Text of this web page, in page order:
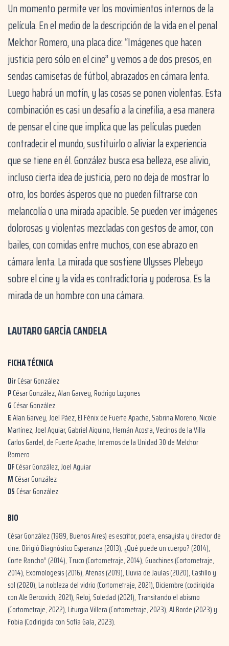
Un momento permite ver los movimientos internos de la
película. En el medio de la descripción de la vida en el penal
Melchor Romero, una placa dice: “Imágenes que hacen
justicia pero sólo en el cine” y vemos a de dos presos, en
sendas camisetas de fútbol, abrazados en cámara lenta.
Luego habrá un motín, y las cosas se ponen violentas. Esta
combinación es casi un desafío a la cinefilia, a esa manera
de pensar el cine que implica que las películas pueden
contradecir el mundo, sustituirlo o aliviar la experiencia
que se tiene en él. González busca esa belleza, ese alivio,
incluso cierta idea de justicia, pero no deja de mostrar lo
otro, los bordes ásperos que no pueden filtrarse con
melancolía o una mirada apacible. Se pueden ver imágenes
dolorosas y violentas mezcladas con gestos de amor, con
bailes, con comidas entre muchos, con ese abrazo en
cámara lenta. La mirada que sostiene Ulysses Plebeyo
sobre el cine y la vida es contradictoria y poderosa. Es la
mirada de un hombre con una cámara.
LAUTARO GARCÍA CANDELA
FICHA TÉCNICA
DirCésar González
PCésar González, Alan Garvey, Rodrigo Lugones
G César González
EAlan Garvey, Joel Páez, El Fénix de Fuerte Apache, Sabrina Moreno, Nicole
Martínez, Joel Aguiar, Gabriel Aiquino, Hernán Acosta, Vecinos de la Villa
Carlos Gardel, de Fuerte Apache, Internos de la Unidad 30 de Melchor
Romero
DFCésar González, Joel Aguiar
M César González
DS César González
BIO
César González (1989, Buenos Aires) es escritor, poeta, ensayista y director de
cine. Dirigió Diagnóstico Esperanza (2013), ¿Qué puede un cuerpo? (2014),
Corte Rancho” (2014), Truco (Cortometraje, 2014), Guachines (Cortometraje,
2014), Exomologesis (2016), Atenas (2019), Lluvia de Jaulas (2020), Castillo y
sol (2020), La nobleza del vidrio (Cortometraje, 2021), Diciembre (codirigida
con Ale Bercovich, 2021), Reloj, Soledad (2021), Transitando el abismo
(Cortometraje, 2022), Liturgia Villera (Cortometraje, 2023), Al Borde (2023) y
Fobia (Codirigida con Sofía Gala, 2023).